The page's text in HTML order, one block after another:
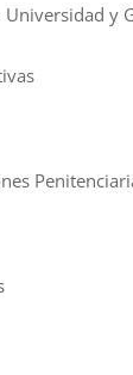
Universidad y